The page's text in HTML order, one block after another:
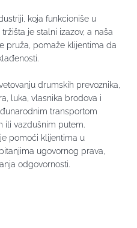
koja funkcioniše u
je stalni izazov, a naša
pruža, pomaže klijentima da
drumskih prevoznika,
luka, vlasnika brodova i
transportom
ili vazdušnim putem.
pomoći klijentima u
ugovornog prava,
odgovornosti.